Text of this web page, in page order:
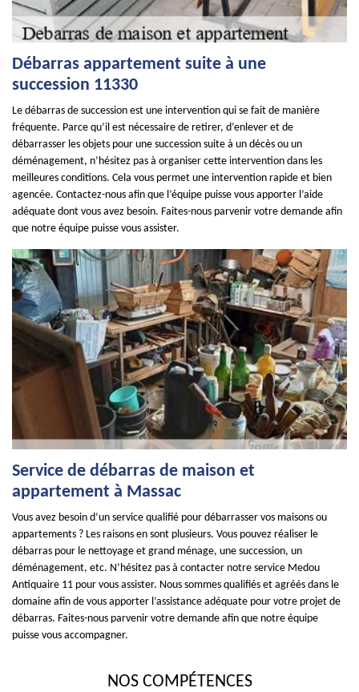
Débarras appartement suite à une
succession 11330
Le débarras de succession est une intervention qui se fait de manière
fréquente. Parce qu’il est nécessaire de retirer, d’enlever et de
débarrasser les objets pour une succession suite à un décès ou un
déménagement, n’hésitez pas à organiser cette intervention dans les
meilleures conditions. Cela vous permet une intervention rapide et bien
agencée. Contactez-nous afin que l’équipe puisse vous apporter l’aide
adéquate dont vous avez besoin. Faites-nous parvenir votre demande afin
que notre équipe puisse vous assister.
Service de débarras de maison et
appartement à Massac
Vous avez besoin d’un service qualifié pour débarrasser vos maisons ou
appartements ? Les raisons en sont plusieurs. Vous pouvez réaliser le
débarras pour le nettoyage et grand ménage, une succession, un
déménagement, etc. N’hésitez pas à contacter notre service Medou
Antiquaire 11 pour vous assister. Nous sommes qualifiés et agréés dans le
domaine afin de vous apporter l’assistance adéquate pour votre projet de
débarras. Faites-nous parvenir votre demande afin que notre équipe
puisse vous accompagner.
NOS COMPÉTENCES